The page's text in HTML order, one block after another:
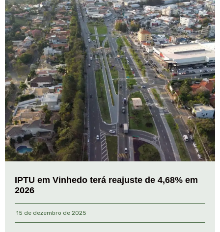
IPTU em Vinhedo terá reajuste de 4,68% em
2026
15 de dezembro de 2025